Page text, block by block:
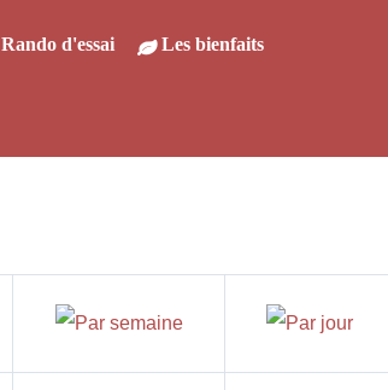
Rando d'essai Les bienfaits